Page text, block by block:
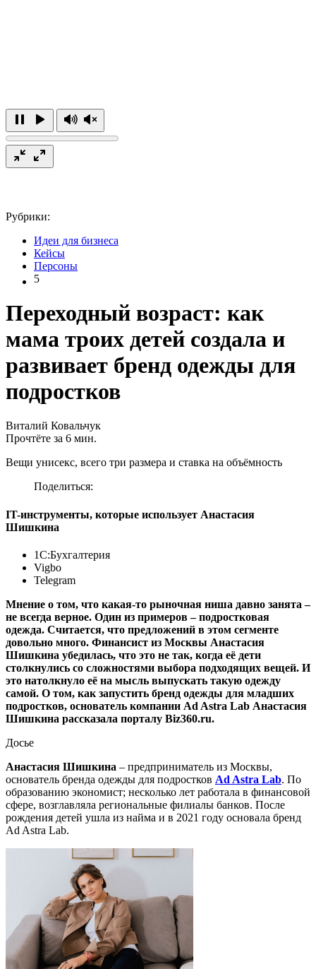
Рубрики:
Идеи для бизнеса
Кейсы
Персоны
5
Переходный возраст: как
мама троих детей создала и
развивает бренд одежды для
подростков
Виталий Ковальчук
Прочтёте за 6 мин.
Вещи унисекс, всего три размера и ставка на объёмность
Поделиться:
IT-инструменты, которые использует Анастасия
Шишкина
1С:Бухгалтерия
Vigbo
Telegram
Мнение о том, что какая-то рыночная ниша давно занята –
не всегда верное. Один из примеров – подростковая
одежда. Считается, что предложений в этом сегменте
довольно много. Финансист из Москвы Анастасия
Шишкина убедилась, что это не так, когда её дети
столкнулись со сложностями выбора подходящих вещей. И
это натолкнуло её на мысль выпускать такую одежду
самой. О том, как запустить бренд одежды для младших
подростков, основатель компании Ad Astra Lab Анастасия
Шишкина рассказала порталу Biz360.ru.
Досье
Анастасия Шишкина – предприниматель из Москвы,
основатель бренда одежды для подростков Ad Astra Lab. По
образованию экономист; несколько лет работала в финансовой
сфере, возглавляла региональные филиалы банков. После
рождения детей ушла из найма и в 2021 году основала бренд
Ad Astra Lab.